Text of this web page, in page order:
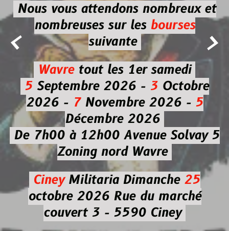
 
Nous vous attendons nombreux et
nombreuses sur les bourses
suivante
Wavretout les 1er samedi
5Septembre 2026 - 3Octobre
2026 -7Novembre 2026 - 5
Décembre 2026
De 7h00 à 12h00 Avenue Solvay 5
Zoning nord Wavre
CineyMilitaria Dimanche 25
octobre 2026Rue du marché
couvert 3 - 5590 Ciney